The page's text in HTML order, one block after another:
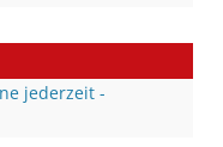
jederzeit -